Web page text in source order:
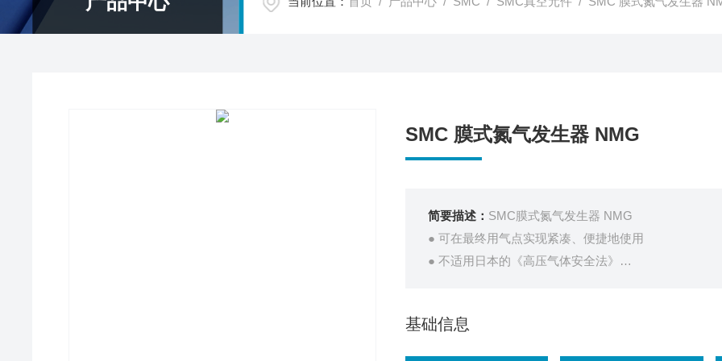
SMC 膜式氮气发生器 NMG
简要描述： SMC膜式氮气发生器 NMG
● 可在最终用气点实现紧凑、便捷地使用
● 不适用日本的《高压气体安全法》
● 出口侧压缩空气洁净度等级（湿度与水分）“2"
基础信息